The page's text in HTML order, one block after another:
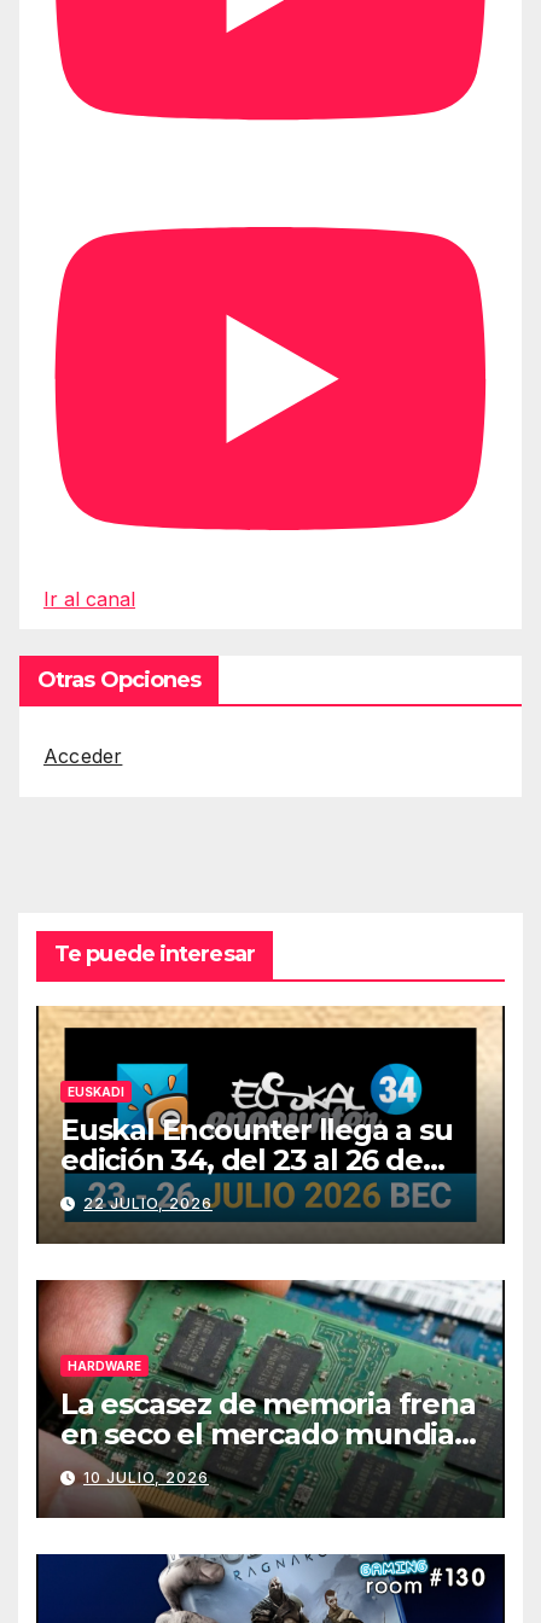
Ir al canal
Otras Opciones
Acceder
Te puede interesar
EUSKADI
Euskal Encounter llega a su
edición 34, del 23 al 26 de
julio
22 JULIO, 2026
HARDWARE
La escasez de memoria frena
en seco el mercado mundial
de PCs
10 JULIO, 2026